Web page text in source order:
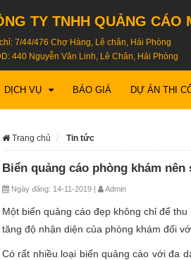
TY TNHH QUẢNG CÁO
7/44/476 Chợ Hàng, Lê chân, Hải Phòng
440 Nguyễn Văn Linh, Lê Chân, Hải Phòng
DỊCH VỤ BÁO GIÁ DỰ ÁN THI
Trang chủ Tin tức
Biển quảng cáo phòng khám
Ngày đăng: 14-11-2019 | Admin
Một biển quảng cáo đẹp không chỉ để
tăng độ nhận diện của phòng khám đối
Có rất nhiều loại biển quảng cáo với đa